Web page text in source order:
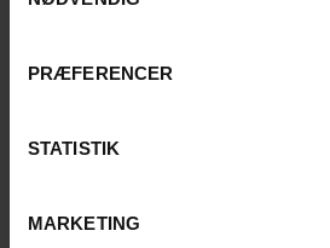
PRÆFERENCER
STATISTIK
MARKETING
minutter fra Praslin. Det
enestående natur.
Du skal bo nogle dage